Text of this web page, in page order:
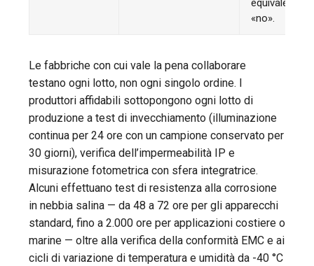
equivale a un
«no».
Le fabbriche con cui vale la pena collaborare
testano ogni lotto, non ogni singolo ordine. I
produttori affidabili sottopongono ogni lotto di
produzione a test di invecchiamento (illuminazione
continua per 24 ore con un campione conservato per
30 giorni), verifica dell’impermeabilità IP e
misurazione fotometrica con sfera integratrice.
Alcuni effettuano test di resistenza alla corrosione
in nebbia salina — da 48 a 72 ore per gli apparecchi
standard, fino a 2.000 ore per applicazioni costiere o
marine — oltre alla verifica della conformità EMC e ai
cicli di variazione di temperatura e umidità da -40 °C